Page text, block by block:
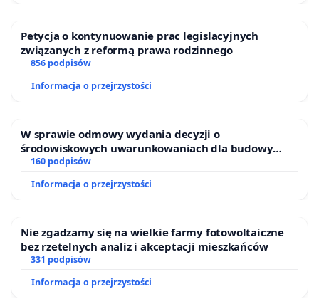
Petycja o kontynuowanie prac legislacyjnych
związanych z reformą prawa rodzinnego
856 podpisów
Informacja o przejrzystości
W sprawie odmowy wydania decyzji o
środowiskowych uwarunkowaniach dla budowy
zakładu wytwarzania biometanu „Krynki” w
Puszczy Knyszyńskiej
160 podpisów
Informacja o przejrzystości
Nie zgadzamy się na wielkie farmy fotowoltaiczne
bez rzetelnych analiz i akceptacji mieszkańców
331 podpisów
Informacja o przejrzystości